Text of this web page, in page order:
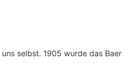
selbst. 1905 wurde das Baer